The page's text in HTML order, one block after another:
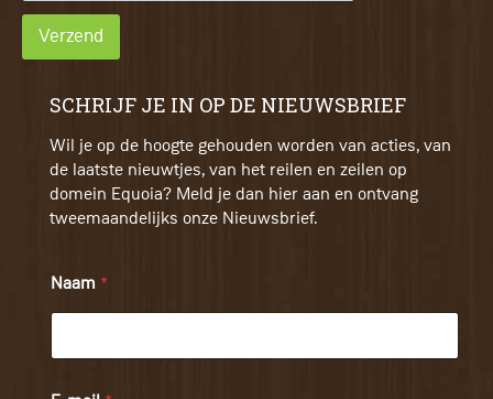
Verzend
SCHRIJF JE IN OP DE NIEUWSBRIEF
Wil je op de hoogte gehouden worden van acties, van
de laatste nieuwtjes, van het reilen en zeilen op
domein Equoia? Meld je dan hier aan en ontvang
tweemaandelijks onze Nieuwsbrief.
Naam *